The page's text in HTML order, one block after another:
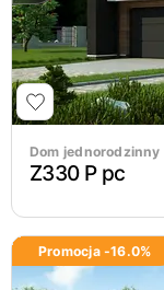
Dom jednorodzinny
Z330 P pc
Promocja -16.0%